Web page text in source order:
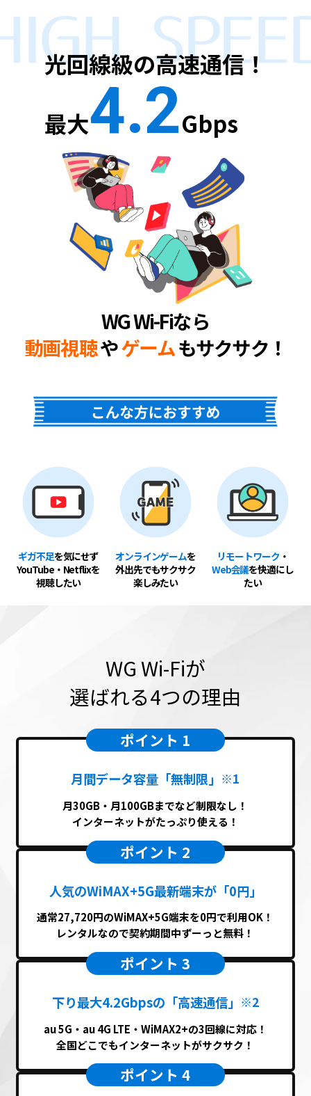
光回線級の高速通信！
最大4.2Gbps
WG Wi-Fiなら
動画視聴やゲームもサクサク！
ギガ不足を気にせず
YouTube・Netflixを
視聴したい
オンラインゲームを
外出先でもサクサク
楽しみたい
リモートワーク・
Web会議を快適にし
たい
WG Wi-Fiが
選ばれる4つの理由
ポイント 1
月間データ容量「無制限」 ※1
月30GB・月100GBまでなど制限なし！
インターネットがたっぷり使える！
ポイント 2
人気のWiMAX+5G最新端末が「0円」
通常27,720円のWiMAX+5G端末を0円で利用OK！
レンタルなので契約期間中ずーっと無料！
ポイント 3
下り最大4.2Gbpsの「高速通信」 ※2
au 5G・au 4G LTE・WiMAX2+の3回線に対応！
全国どこでもインターネットがサクサク！
ポイント 4